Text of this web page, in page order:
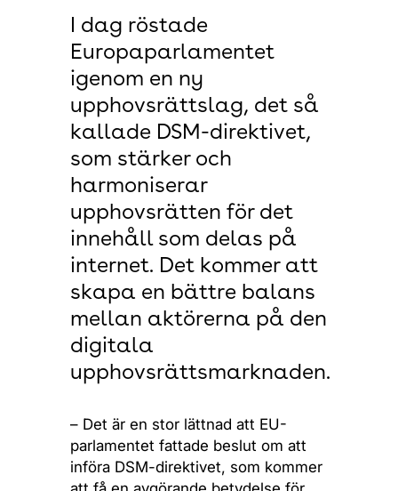
I dag röstade
Europaparlamentet
igenom en ny
upphovsrättslag, det så
kallade DSM-direktivet,
som stärker och
harmoniserar
upphovsrätten för det
innehåll som delas på
internet. Det kommer att
skapa en bättre balans
mellan aktörerna på den
digitala
upphovsrättsmarknaden.
– Det är en stor lättnad att EU-
parlamentet fattade beslut om att
införa DSM-direktivet, som kommer